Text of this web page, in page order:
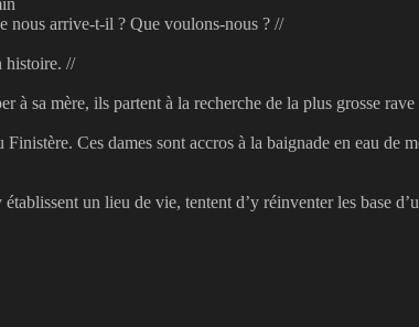
nous arrive-t-il ? Que voulons-nous ? //
histoire. //
sa mère, ils partent à la recherche de la plus grosse
Ces dames sont accros à la baignade en eau de
un lieu de vie, tentent d’y réinventer les base